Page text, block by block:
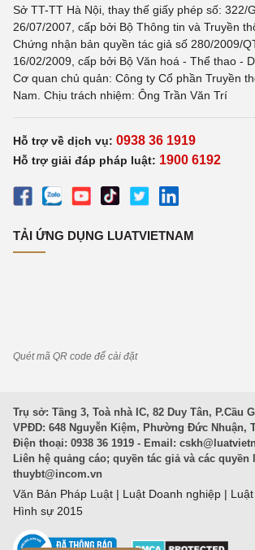
Sở TT-TT Hà Nội, thay thế giấy phép số: 322/
26/07/2007, cấp bởi Bộ Thông tin và Truyền
Chứng nhận bản quyền tác giả số 280/2009/
16/02/2009, cấp bởi Bộ Văn hoá - Thể thao -
Cơ quan chủ quản: Công ty Cổ phần Truyền
Nam. Chịu trách nhiệm: Ông Trần Văn Trí
Hỗ trợ về dịch vụ: 0938 36 1919
Hỗ trợ giải đáp pháp luật: 1900 6192
TẢI ỨNG DỤNG LUATVIETNAM
Quét mã QR code để cài đặt
Trụ sở: Tầng 3, Toà nhà IC, 82 Duy Tân, P.Cầu
VPĐD: 648 Nguyễn Kiệm, Phường Đức Nhuận,
Điện thoại: 0938 36 1919 - Email:
Liên hệ quảng cáo; quyền tác giả và các quyền
thuybt@incom.vn
Văn Bản Pháp Luật | Luật Doanh nghiệp |
Hình sự 2015